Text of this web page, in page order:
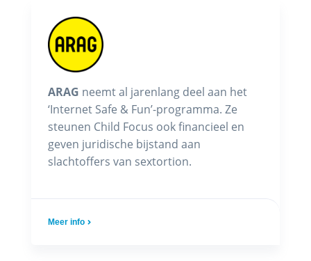
ARAG neemt al jarenlang deel aan het
‘Internet Safe & Fun’-programma. Ze
steunen Child Focus ook financieel en
geven juridische bijstand aan
slachtoffers van sextortion.
Meer info